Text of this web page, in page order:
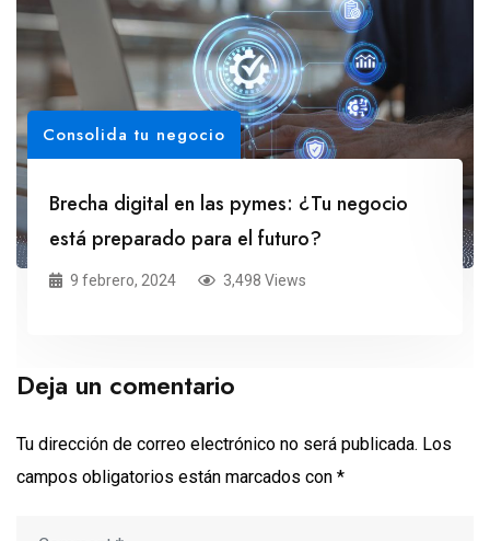
Consolida tu negocio
Brecha digital en las pymes: ¿Tu negocio
está preparado para el futuro?
9 febrero, 2024 3,498 Views
Deja un comentario
Tu dirección de correo electrónico no será publicada. Los
campos obligatorios están marcados con *